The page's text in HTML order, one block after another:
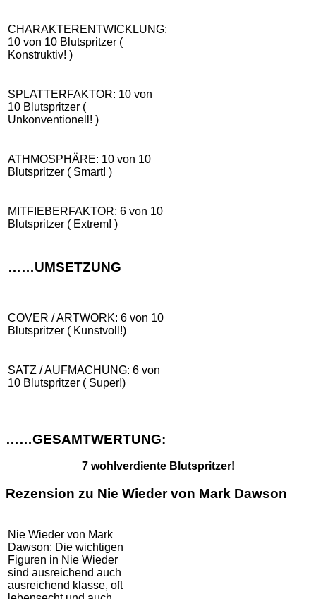
CHARAKTERENTWICKLUNG:
10 von 10 Blutspritzer (
Konstruktiv! )
SPLATTERFAKTOR: 10 von
10 Blutspritzer (
Unkonventionell! )
ATHMOSPHÄRE: 10 von 10
Blutspritzer ( Smart! )
MITFIEBERFAKTOR: 6 von 10
Blutspritzer ( Extrem! )
……UMSETZUNG
COVER / ARTWORK: 6 von 10
Blutspritzer ( Kunstvoll!)
SATZ / AUFMACHUNG: 6 von
10 Blutspritzer ( Super!)
……GESAMTWERTUNG:
7 wohlverdiente Blutspritzer!
Rezension zu Nie Wieder von Mark Dawson
Nie Wieder von Mark
Dawson: Die wichtigen
Figuren in Nie Wieder
sind ausreichend auch
ausreichend klasse, oft